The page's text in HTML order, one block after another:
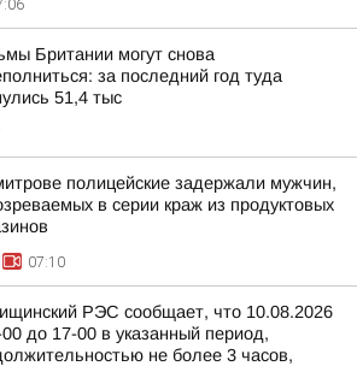
Британии могут снова
за последний год туда
51,4 тыс
полицейские задержали мужчин,
в серии краж из продуктовых
07:10
РЭС сообщает, что 10.08.2026
до 17-00 в указанный период,
не более 3 часов,